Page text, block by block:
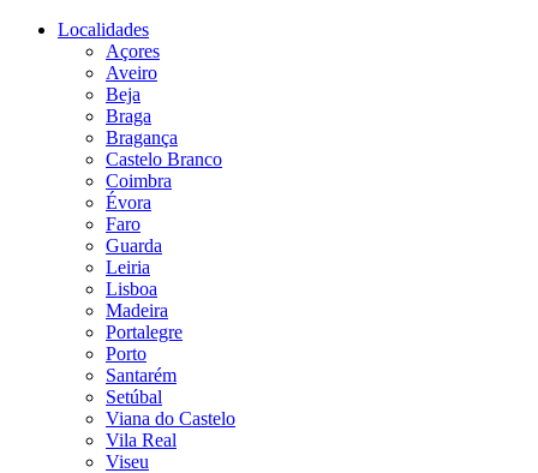
Localidades
Açores
Aveiro
Beja
Braga
Bragança
Castelo Branco
Coimbra
Évora
Faro
Guarda
Leiria
Lisboa
Madeira
Portalegre
Porto
Santarém
Setúbal
Viana do Castelo
Vila Real
Viseu